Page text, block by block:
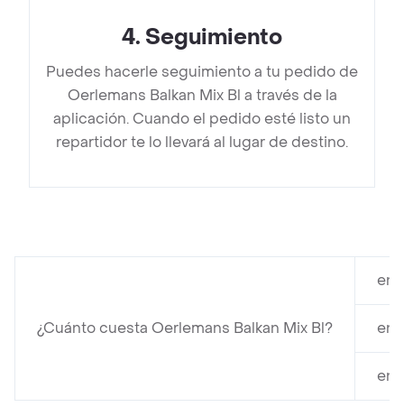
4. Seguimiento
Puedes hacerle seguimiento a tu pedido de
Oerlemans Balkan Mix Bl a través de la
aplicación. Cuando el pedido esté listo un
repartidor te lo llevará al lugar de destino.
¿Cuánto cuesta Oerlemans Balkan Mix Bl?
en
en
en